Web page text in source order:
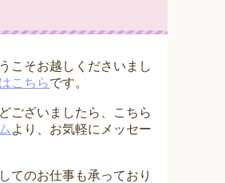
こそお越しくださいまし
こちらです。
ございましたら、こちら
より、お気軽にメッセー
てのお仕事も承っており